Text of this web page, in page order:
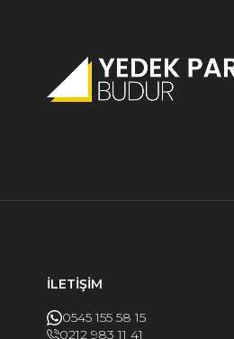
İLETİŞİM
0545 155 58 15
0212 983 11 41